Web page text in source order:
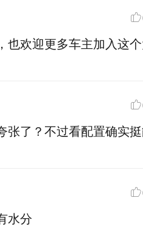
也欢迎更多车主加入这
张了？不过看配置确实
水分